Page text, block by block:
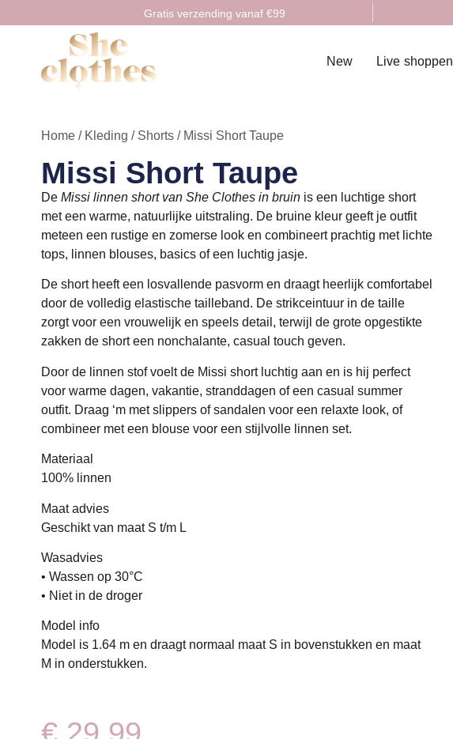
Gratis verzending vanaf €99
New Live shoppen
Home / Kleding / Shorts / Missi Short Taupe
Missi Short Taupe
De Missi linnen short van She Clothes in bruin is een luchtige short
met een warme, natuurlijke uitstraling. De bruine kleur geeft je outfit
meteen een rustige en zomerse look en combineert prachtig met lichte
tops, linnen blouses, basics of een luchtig jasje.
De short heeft een losvallende pasvorm en draagt heerlijk comfortabel
door de volledig elastische tailleband. De strikceintuur in de taille
zorgt voor een vrouwelijk en speels detail, terwijl de grote opgestikte
zakken de short een nonchalante, casual touch geven.
Door de linnen stof voelt de Missi short luchtig aan en is hij perfect
voor warme dagen, vakantie, stranddagen of een casual summer
outfit. Draag ‘m met slippers of sandalen voor een relaxte look, of
combineer met een blouse voor een stijlvolle linnen set.
Materiaal
100% linnen
Maat advies
Geschikt van maat S t/m L
Wasadvies
• Wassen op 30°C
• Niet in de droger
Model info
Model is 1.64 m en draagt normaal maat S in bovenstukken en maat
M in onderstukken.